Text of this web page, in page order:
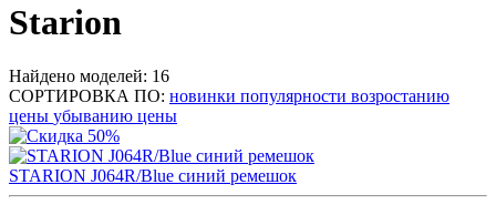
Starion
Найдено моделей: 16
СОРТИРОВКА ПО: новинки популярности возростанию
цены убыванию цены
STARION J064R/Blue синий ремешок